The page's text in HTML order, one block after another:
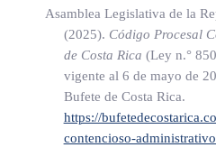
ARTÍCULO 16
Potestades.
Asamblea Legislativa de la
(2025). Código Procesal
de Costa Rica (Ley n.°
vigente al 6 de mayo de
Bufete de Costa Rica.
https://
contencioso-